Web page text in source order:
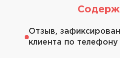
Отзыв,
клиента по телефону